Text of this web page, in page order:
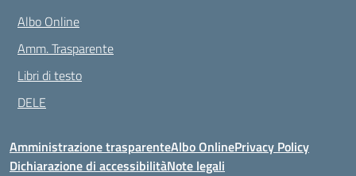
Albo Online
Amm. Trasparente
Libri di testo
DELE
Amministrazione trasparenteAlbo OnlinePrivacy Policy
Dichiarazione di accessibilitàNote legali